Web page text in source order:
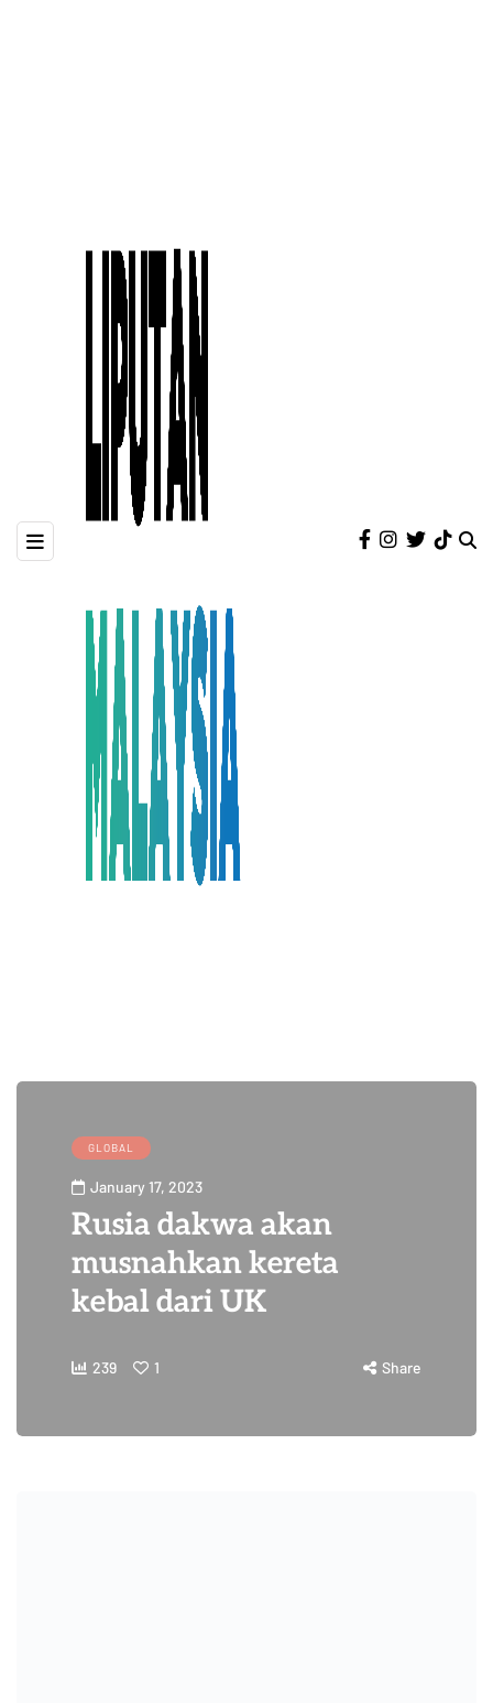
GLOBAL
January 17, 2023
Rusia dakwa akan
musnahkan kereta
kebal dari UK
239 1 Share